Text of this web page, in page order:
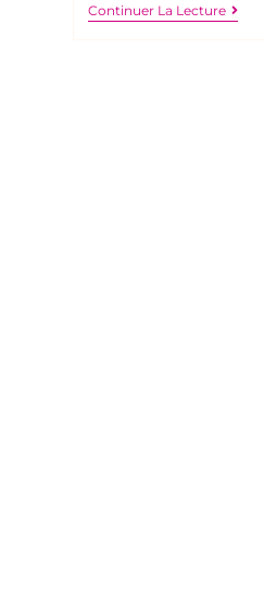
Continuer La Lecture